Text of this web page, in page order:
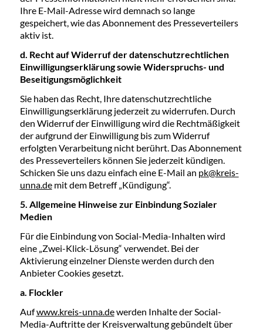
Ihre E-Mail-Adresse wird demnach so lange
gespeichert, wie das Abonnement des Presseverteilers
aktiv ist.
d. Recht auf Widerruf der datenschutzrechtlichen
Einwilligungserklärung sowie Widerspruchs- und
Beseitigungsmöglichkeit
Sie haben das Recht, Ihre datenschutzrechtliche
Einwilligungserklärung jederzeit zu widerrufen. Durch
den Widerruf der Einwilligung wird die Rechtmäßigkeit
der aufgrund der Einwilligung bis zum Widerruf
erfolgten Verarbeitung nicht berührt. Das Abonnement
des Presseverteilers können Sie jederzeit kündigen.
Schicken Sie uns dazu einfach eine E-Mail an pk@kreis-
unna.demit dem Betreff „Kündigung“.
5. Allgemeine Hinweise zur Einbindung Sozialer
Medien
Für die Einbindung von Social-Media-Inhalten wird
eine „Zwei-Klick-Lösung“ verwendet. Bei der
Aktivierung einzelner Dienste werden durch den
Anbieter Cookies gesetzt.
a. Flockler
Aufwww.kreis-unna.dewerden Inhalte der Social-
Media-Auftritte der Kreisverwaltung gebündelt über